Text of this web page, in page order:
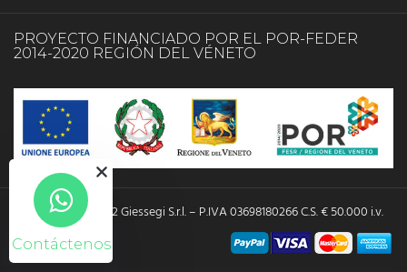
Contáctenos
PROYECTO FINANCIADO POR EL POR-FEDER
2014-2020 REGIÓN DEL VÉNETO
Copyright © 2022 Giessegi S.r.l. – P.IVA 03698180266 C.S. € 50.000 i.v.